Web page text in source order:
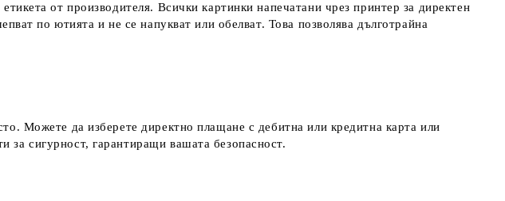
от производителя. Всички картинки напечатани чрез принтер за директен
по ютията и не се напукват или обелват. Това позволява дълготрайна
Можете да изберете директно плащане с дебитна или кредитна карта или
за сигурност, гарантиращи вашата безопасност.